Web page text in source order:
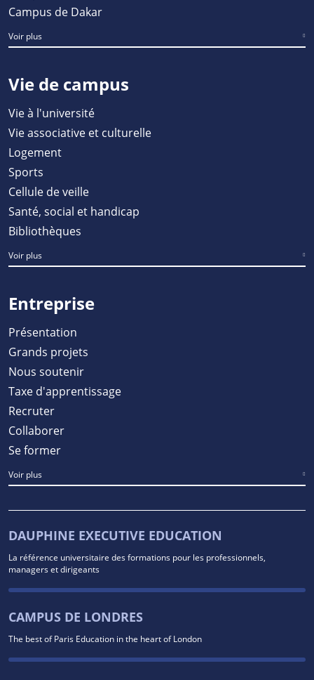
Campus de Dakar
Voir plus
Vie de campus
Vie à l'université
Vie associative et culturelle
Logement
Sports
Cellule de veille
Santé, social et handicap
Bibliothèques
Voir plus
Entreprise
Présentation
Grands projets
Nous soutenir
Taxe d'apprentissage
Recruter
Collaborer
Se former
Voir plus
DAUPHINE EXECUTIVE EDUCATION
La référence universitaire des formations pour les professionnels,
managers et dirigeants
CAMPUS DE LONDRES
The best of Paris Education in the heart of London